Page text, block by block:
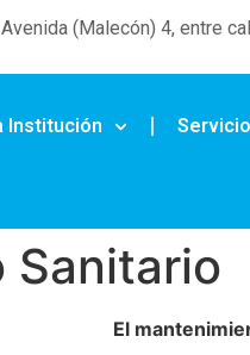
Avenida (Malecón) 4, entre
Institución
Sanitario
El